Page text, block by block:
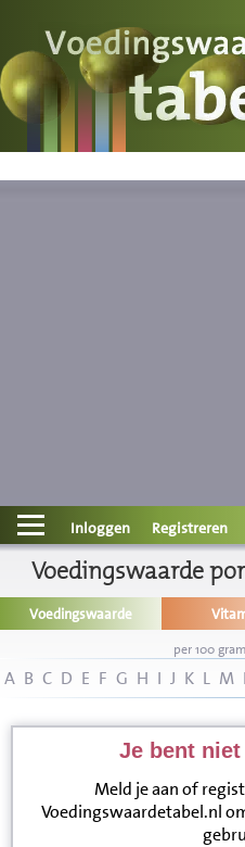
Voedingswaarde
Wat is wat?
Contact
Informatie
Disclaimer
Inloggen Registreren
Voedingswaarde
Voedingswaarde
per 100 gram
A B C D E F G H I J K L M
Je bent
Meld je aan of
Voedingswaardetabel.nl